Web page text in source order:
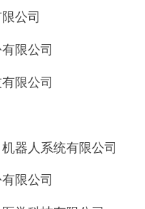
公司
限公司
限公司
器人系统有限公司
限公司